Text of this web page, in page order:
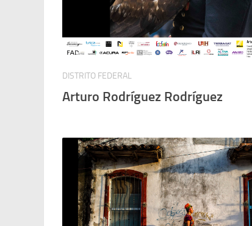
DISTRITO FEDERAL
Arturo Rodríguez Rodríguez